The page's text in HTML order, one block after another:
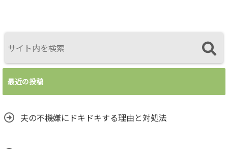
最近の投稿
夫の不機嫌にドキドキする理由と対処法